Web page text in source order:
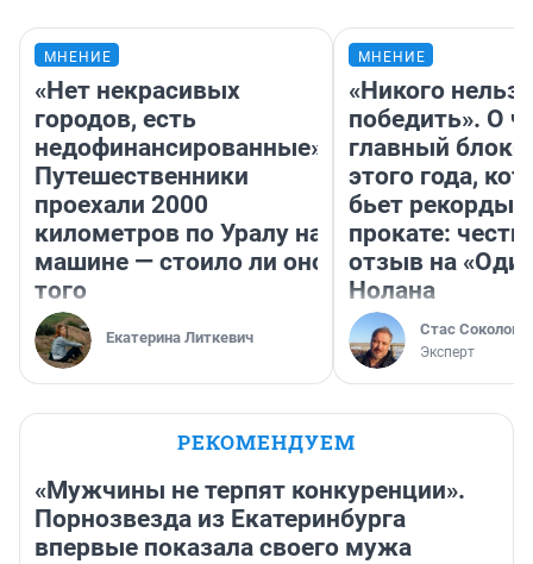
МНЕНИЕ
«Нет некрасивых
городов, есть
недофинансированные».
Путешественники
проехали 2000
километров по Уралу на
машине — стоило ли оно
того
Екатерина Литкевич
МНЕНИЕ
«Никого нельзя
победить». О
главный
этого года,
бьет рекорды в
прокате:
отзыв на
Нолана
Стас Соколов
Эксперт
РЕКОМЕНДУЕМ
«Мужчины не терпят конкуренции».
Порнозвезда из Екатеринбурга
впервые показала своего мужа